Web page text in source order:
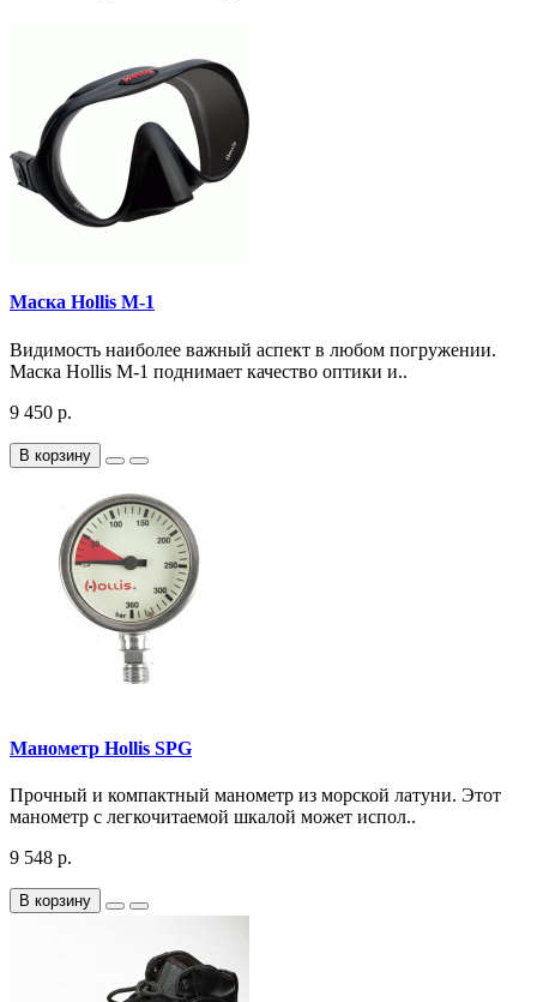
Маска Hollis M-1
Видимость наиболее важный аспект в любом погружении.
Маска Hollis M-1 поднимает качество оптики и..
9 450 р.
В корзину
Манометр Hollis SPG
Прочный и компактный манометр из морской латуни. Этот
манометр с легкочитаемой шкалой может испол..
9 548 р.
В корзину